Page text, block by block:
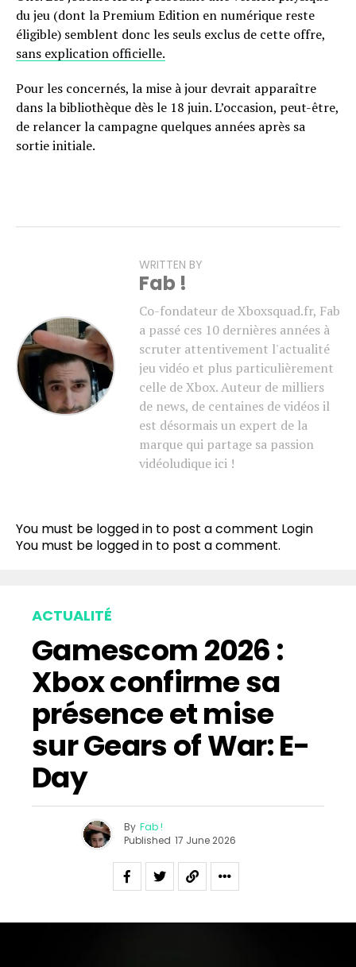
du jeu (dont la Premium Edition en numérique reste
éligible) semblent donc les seuls exclus de cette offre,
sans explication officielle.
Pour les concernés, la mise à jour devrait apparaître
dans la bibliothèque dès le 18 juin. L’occasion, peut-être,
de relancer la campagne quelques années après sa
sortie initiale.
WRITTEN BY
Fab !
Co-fondateur de Xboxsquad.fr, Fab
a passé ces 10 dernières années à
scruter attentivement l'actualité
jeu vidéo et plus particulièrement
celle de Xbox. Auteur de milliers
de news, de centaines de vidéos il
est désormais un expert de la
marque qui partage sa passion
vidéoludique ici !
You must be logged in to post a comment Login
You must be logged in to post a comment.
ACTUALITÉ
Gamescom 2026 :
Xbox confirme sa
présence et mise
sur Gears of War: E-
Day
By Fab !
Published 17 June 2026